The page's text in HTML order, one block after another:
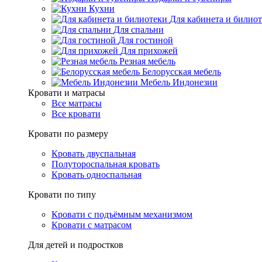
Кухни
Для кабинета и
Для спальни
Для гостиной
Для прихожей
Резная мебель
Белорусская мебель
Мебель Индонезии
Кровати и матрасы
Все матрасы
Все кровати
Кровати по размеру
Кровать двуспальная
Полутороспальная кровать
Кровать односпальная
Кровати по типу
Кровати с подъёмным механизмом
Кровати с матрасом
Для детей и подростков